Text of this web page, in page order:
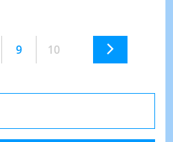
9 10